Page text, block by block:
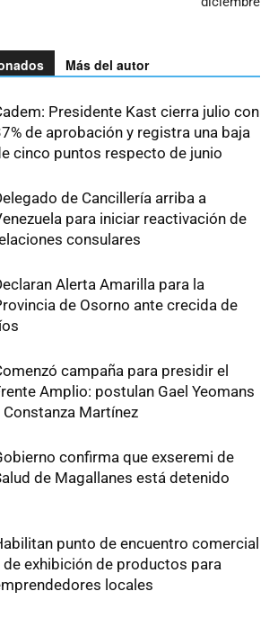
Más del autor
Presidente Kast cierra julio con
de aprobación y registra una baja
cinco puntos respecto de junio
de Cancillería arriba a
para iniciar reactivación de
consulares
Alerta Amarilla para la
de Osorno ante crecida de
campaña para presidir el
Amplio: postulan Gael Yeomans
Constanza Martínez
confirma que exseremi de
de Magallanes está detenido
punto de encuentro comercial
de exhibición de productos para
locales